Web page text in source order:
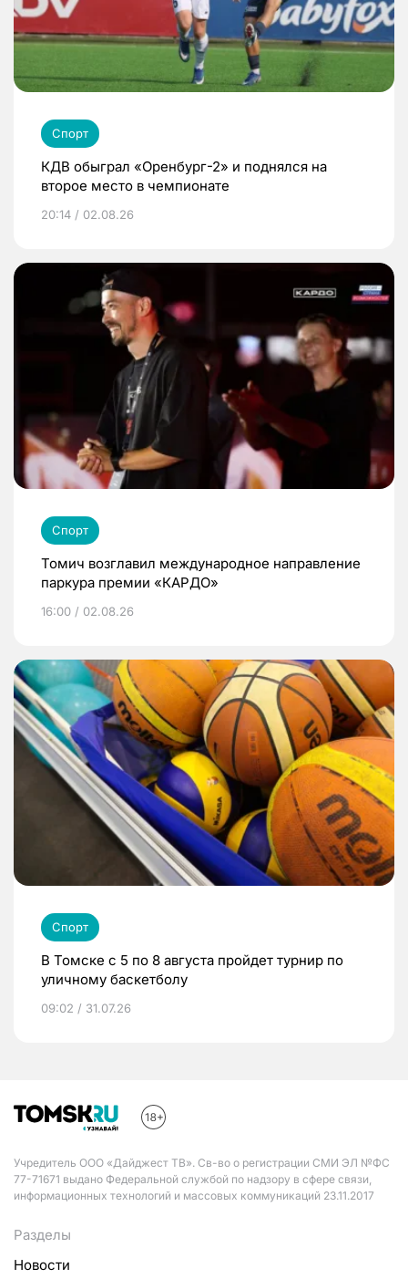
Спорт
КДВ обыграл «Оренбург-2» и поднялся на
второе место в чемпионате
20:14 / 02.08.26
Спорт
Томич возглавил международное направление
паркура премии «КАРДО»
16:00 / 02.08.26
Спорт
В Томске с 5 по 8 августа пройдет турнир по
уличному баскетболу
09:02 / 31.07.26
Учредитель ООО «Дайджест ТВ». Св-во о регистрации СМИ ЭЛ №ФС
77-71671 выдано Федеральной службой по надзору в сфере связи,
информационных технологий и массовых коммуникаций 23.11.2017
Разделы
Новости